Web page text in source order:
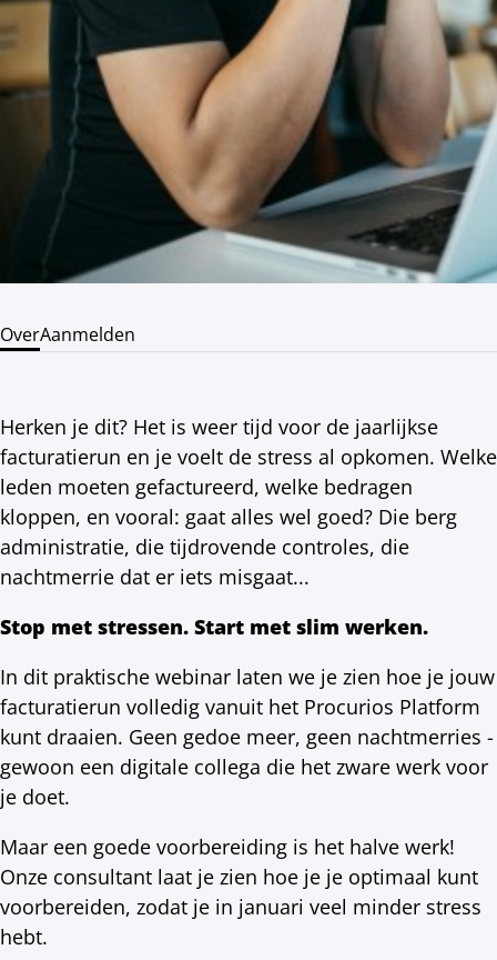
OverAanmelden
Herken je dit? Het is weer tijd voor de jaarlijkse
facturatierun en je voelt de stress al opkomen. Welke
leden moeten gefactureerd, welke bedragen
kloppen, en vooral: gaat alles wel goed? Die berg
administratie, die tijdrovende controles, die
nachtmerrie dat er iets misgaat...
Stop met stressen. Start met slim werken.
In dit praktische webinar laten we je zien hoe je jouw
facturatierun volledig vanuit het Procurios Platform
kunt draaien. Geen gedoe meer, geen nachtmerries -
gewoon een digitale collega die het zware werk voor
je doet.
Maar een goede voorbereiding is het halve werk!
Onze consultant laat je zien hoe je je optimaal kunt
voorbereiden, zodat je in januari veel minder stress
hebt.